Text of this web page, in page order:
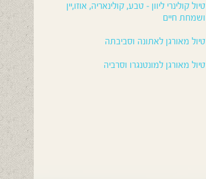
טיול קולינרי ליוון – טבע, קולינאריה, אוזו,יין
ושמחת חיים
טיול מאורגן לאתונה וסביבתה
טיול מאורגן למונטנגרו וסרביה